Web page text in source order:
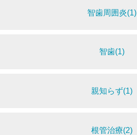
智歯周囲炎(1)
智歯(1)
親知らず(1)
根管治療(2)